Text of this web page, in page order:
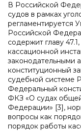
В Российской
судов в рамках
регламентируется
Российской
содержит главу
кассационной
законодательными
конституционный
судебной системе
Федеральный
ФКЗ «О судах
Федерации» [3],
вопросы как
порядок работы